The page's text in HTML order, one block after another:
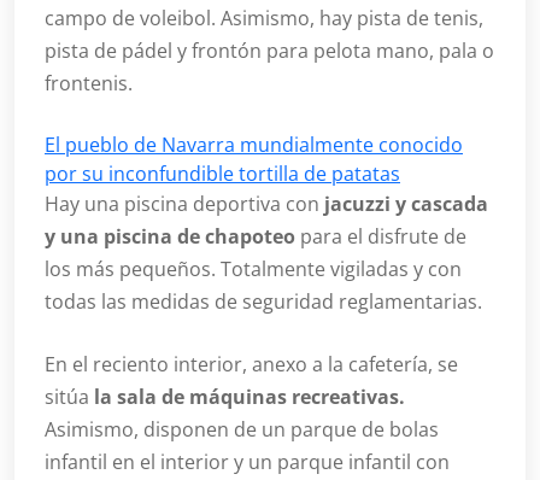
campo de voleibol. Asimismo, hay pista de tenis,
pista de pádel y frontón para pelota mano, pala o
frontenis.
El pueblo de Navarra mundialmente conocido
por su inconfundible tortilla de patatas
Hay una piscina deportiva con jacuzzi y cascada
y una piscina de chapoteo para el disfrute de
los más pequeños. Totalmente vigiladas y con
todas las medidas de seguridad reglamentarias.
En el reciento interior, anexo a la cafetería, se
sitúa la sala de máquinas recreativas.
Asimismo, disponen de un parque de bolas
infantil en el interior y un parque infantil con